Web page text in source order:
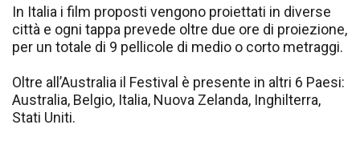
In Italia i film proposti vengono proiettati in diverse
città e ogni tappa prevede oltre due ore di proiezione,
per un totale di 9 pellicole di medio o corto metraggi.
Oltre all’Australia il Festival è presente in altri 6 Paesi:
Australia, Belgio, Italia, Nuova Zelanda, Inghilterra,
Stati Uniti.